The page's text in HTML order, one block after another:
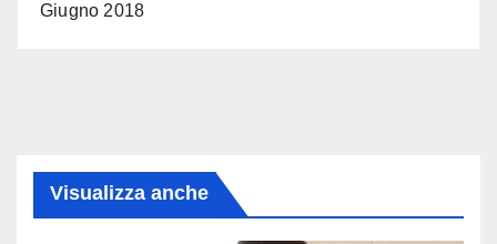
Giugno 2018
Visualizza anche